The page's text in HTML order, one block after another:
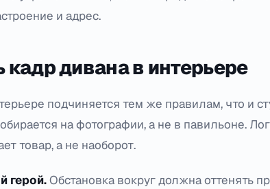
и адрес.
кадр дивана в интерьере
подчиняется тем же правилам, что и
на фотографии, а не в павильоне.
товар, а не наоборот.
герой.Обстановка вокруг должна оттенять